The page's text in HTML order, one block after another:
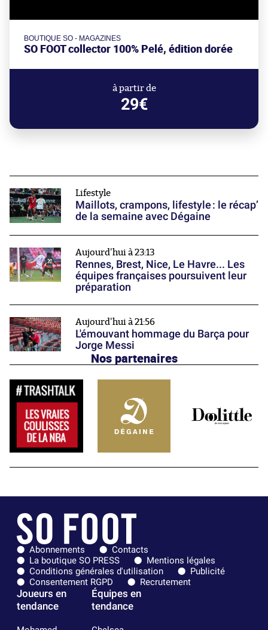
BOUTIQUE SO - MAGAZINES
SO FOOT collector 100% Pelé, édition dorée
à partir de
29€
Lifestyle
Maillots, crampons, lifestyle : le récap’
de la semaine avec Dégaine
Aujourd'hui à 23:13
Rennes, Brest, Nice, Le Havre... Les
équipes françaises poursuivent leur
préparation
Aujourd'hui à 21:56
L'émouvant hommage du Barça pour
Jorge Messi
Nos partenaires
Abonnements
Contacts
La boutique SO PRESS
Mentions légales
Conditions générales d'utilisation
Publicité
Consentement RGPD
Recrutement
Joueurs en
tendance
Équipes en
tendance